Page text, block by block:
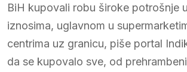
BiH kupovali robu široke potrošnje
iznosima, uglavnom u
centrima uz granicu, piše portal
da se kupovalo sve, od